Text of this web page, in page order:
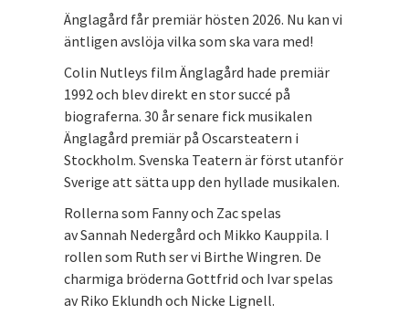
Änglagård får premiär hösten 2026. Nu kan vi
äntligen avslöja vilka som ska vara med!
Colin Nutleys film Änglagård hade premiär
1992 och blev direkt en stor succé på
biograferna. 30 år senare fick musikalen
Änglagård premiär på Oscarsteatern i
Stockholm. Svenska Teatern är först utanför
Sverige att sätta upp den hyllade musikalen.
Rollerna som Fanny och Zac spelas
av Sannah Nedergård och Mikko Kauppila. I
rollen som Ruth ser vi Birthe Wingren. De
charmiga bröderna Gottfrid och Ivar spelas
av Riko Eklundh och Nicke Lignell.